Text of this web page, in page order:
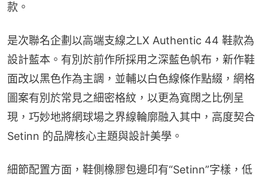
款。
是次聯名企劃以高端支線之LX Authentic 44 鞋款為
設計藍本。有別於前作所採用之深藍色帆布，新作鞋
面改以黑色作為主調，並輔以白色線條作點綴，網格
圖案有別於常見之細密格紋，以更為寬闊之比例呈
現，巧妙地將網球場之界線輪廓融入其中，高度契合
Setinn 的品牌核心主題與設計美學。
細節配置方面，鞋側橡膠包邊印有“Setinn”字樣，低